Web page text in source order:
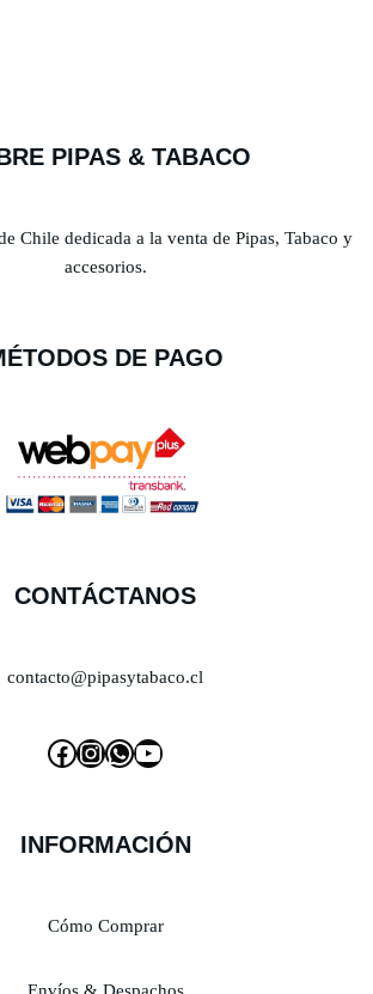
PIPAS & TABACO
Chile dedicada a la venta de Pipas, Tabaco y
accesorios.
DE PAGO
CONTÁCTANOS
contacto@pipasytabaco.cl
INFORMACIÓN
Cómo Comprar